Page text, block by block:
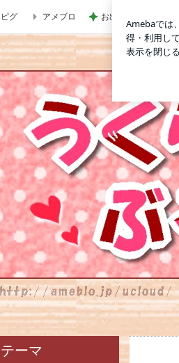
ピグ アメブロ お出かけ中の車窓か
テーマ